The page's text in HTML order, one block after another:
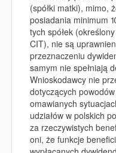
(spółki matki), mimo,
posiadania minimum
tych spółek
CIT), nie są
przeznaczeniu
samym nie spełniają
Wnioskodawcy nie
dotyczących
omawianych
udziałów w polskich
za rzeczywistych
oni, że funkcje